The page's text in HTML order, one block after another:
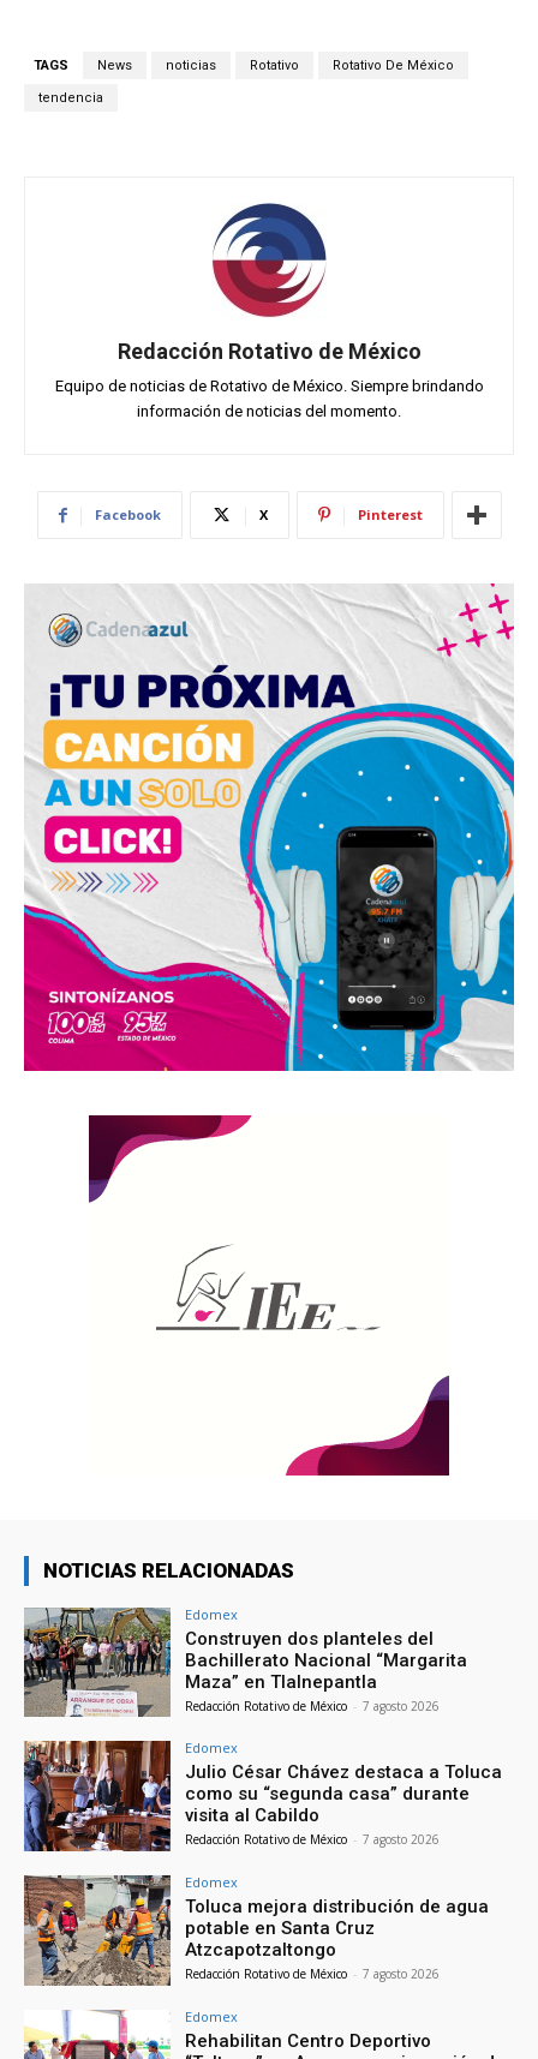
TAGS News noticias Rotativo Rotativo De México
tendencia
Redacción Rotativo de México
Equipo de noticias de Rotativo de México. Siempre brindando
información de noticias del momento.
Facebook X Pinterest
NOTICIAS RELACIONADAS
Edomex
Construyen dos planteles del
Bachillerato Nacional “Margarita
Maza” en Tlalnepantla
Redacción Rotativo de México - 7 agosto 2026
Edomex
Julio César Chávez destaca a Toluca
como su “segunda casa” durante
visita al Cabildo
Redacción Rotativo de México - 7 agosto 2026
Edomex
Toluca mejora distribución de agua
potable en Santa Cruz
Atzcapotzaltongo
Redacción Rotativo de México - 7 agosto 2026
Edomex
Rehabilitan Centro Deportivo